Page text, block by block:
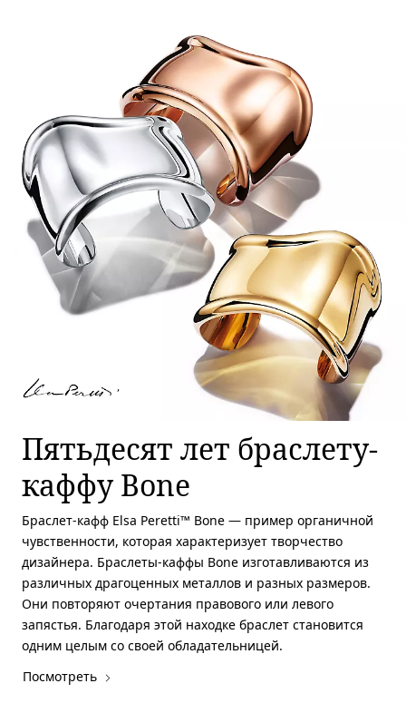
Пятьдесят лет браслету-
каффу Bone
Браслет-кафф Elsa Peretti™ Bone — пример органичной
чувственности, которая характеризует творчество
дизайнера. Браслеты-каффы Bone изготавливаются из
различных драгоценных металлов и разных размеров.
Они повторяют очертания правового или левого
запястья. Благодаря этой находке браслет становится
одним целым со своей обладательницей.
Посмотреть